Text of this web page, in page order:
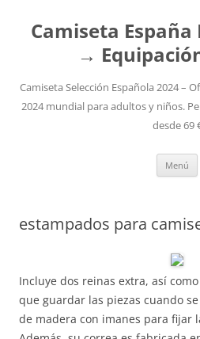
Camiseta
→
Camiseta Selección Española 2024 –
2024 mundial para adultos y niños.
desde 69
Menú
estampados para
Incluye dos reinas extra, así
que guardar las piezas cuando
de madera con imanes para fijar